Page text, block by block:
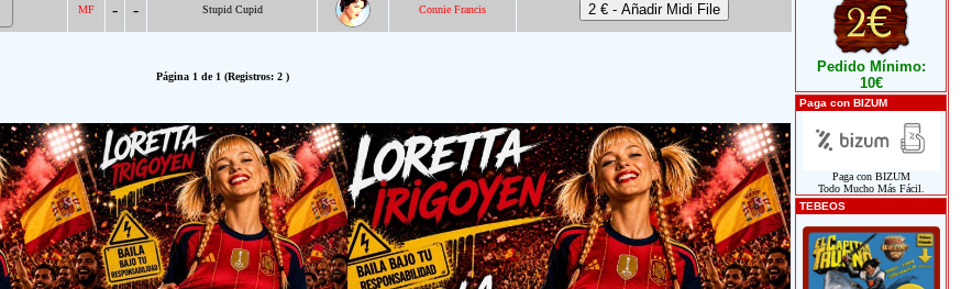
MF - - Stupid Cupid Connie Francis
Página 1 de 1 (Registros: 2 )
Pedido Mínimo:
10€
Paga con BIZUM
Paga con BIZUM
Todo Mucho Más Fácil.
TEBEOS